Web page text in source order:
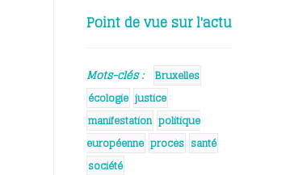
Point de vue sur l'actu
Mots-clés :
Bruxelles
écologie justice
manifestation politique
européenne procès santé
société